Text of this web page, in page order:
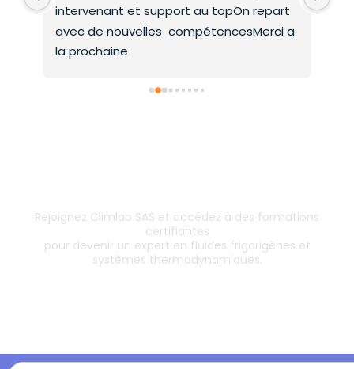
intervenant et support au topOn repart
avec de nouvelles  compétencesMerci a
la prochaine
Rejoignez Climlab SAS et accédez à des formations
certifiantes
pour devenir un expert en fluides frigorigènes et
systèmes thermodynamiques.